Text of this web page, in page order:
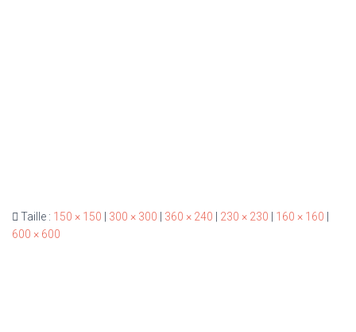
Taille : 150 × 150 300 × 300 360 × 240 230 × 230 160 × 160
600 × 600